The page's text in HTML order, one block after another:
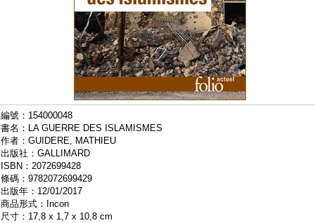
編號：154000048
書名：LA GUERRE DES ISLAMISMES
作者：GUIDERE, MATHIEU
出版社：GALLIMARD
ISBN：2072699428
條碼：9782072699429
出版年：12/01/2017
商品形式：Incon
尺寸：17,8 x 1,7 x 10,8 cm